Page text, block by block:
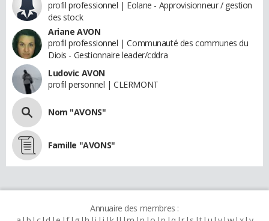
profil professionnel | Eolane - Approvisionneur / gestion
des stock
Ariane AVON
profil professionnel | Communauté des communes du
Diois - Gestionnaire leader/cddra
Ludovic AVON
profil personnel | CLERMONT
Nom "AVONS"
Famille "AVONS"
Annuaire des membres :